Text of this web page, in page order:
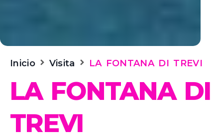
Inicio Visita LA FONTANA DI TREVI
LA FONTANA DI
TREVI